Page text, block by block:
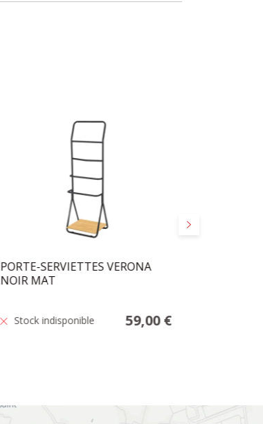
Suivant
PORTE-SERVIETTES VERONA
NOIR MAT
Stock indisponible 59,00 €